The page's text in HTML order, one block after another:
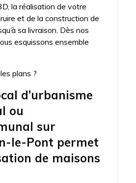
la réalisation de votre
et de la construction de
sa livraison. Dès nos
esquissons ensemble
plans ?
d’urbanisme
ou
sur
le-Pont permet
de maisons